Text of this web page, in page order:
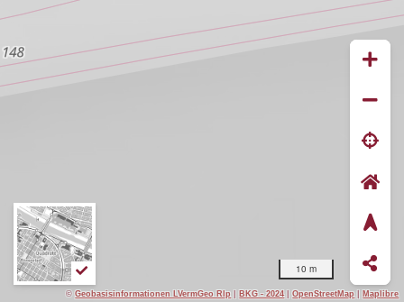
10 m
©Geobasisinformationen LVermGeo Rlp |BKG - 2024|OpenStreetMap |Maplibre